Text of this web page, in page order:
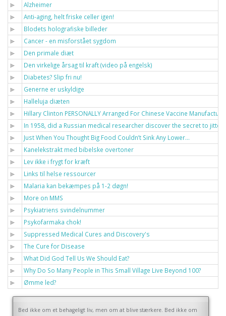
Alzheimer
Anti-aging, helt friske celler igen!
Blodets holografiske billeder
Cancer - en misforstået sygdom
Den primale diæt
Den virkelige årsag til kraft (video på engelsk)
Diabetes? Slip fri nu!
Generne er uskyldige
Halleluja diæten
Hillary Clinton PERSONALLY Arranged For Chinese Vaccine
In 1958, did a Russian medical researcher discover the secret to jitter-
Just When You Thought Big Food Couldn’t Sink Any Lower…
Kanelekstrakt med bibelske overtoner
Lev ikke i frygt for kræft
Links til helse ressourcer
Malaria kan bekæmpes på 1-2 døgn!
More on MMS
Psykiatriens svindelnummer
Psykofarmaka chok!
Suppressed Medical Cures and Discovery's
The Cure for Disease
What Did God Tell Us We Should Eat?
Why Do So Many People in This Small Village Live Beyond 100?
Ømme led?
Bed ikke om et behageligt liv, men om at blive stærkere. Bed ikke om